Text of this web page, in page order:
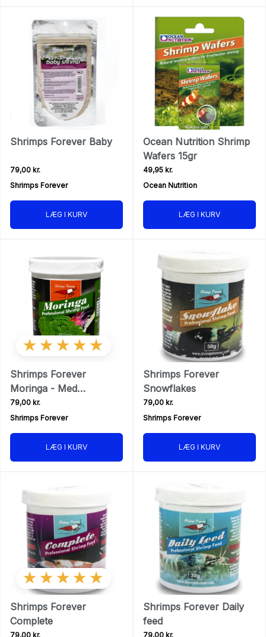
Shrimps Forever Baby
79,00 kr.
Shrimps Forever
LÆG I KURV
Ocean Nutrition Shrimp
Wafers 15gr
49,95 kr.
Ocean Nutrition
LÆG I KURV
★★★★★
Shrimps Forever
Moringa - Med
vitaminer, mineraler og
antioxidanter
79,00 kr.
Shrimps Forever
LÆG I KURV
Shrimps Forever
Snowflakes
79,00 kr.
Shrimps Forever
LÆG I KURV
★★★★★
Shrimps Forever
Complete
79,00 kr.
Shrimps Forever Daily
feed
79,00 kr.